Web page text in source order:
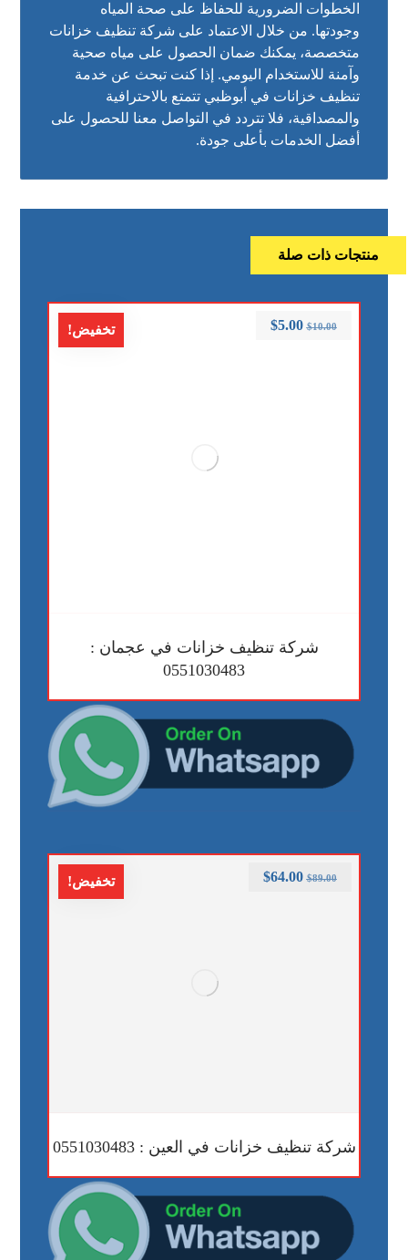
الخطوات الضرورية للحفاظ على صحة المياه
وجودتها. من خلال الاعتماد على شركة تنظيف خزانات
متخصصة، يمكنك ضمان الحصول على مياه صحية
وآمنة للاستخدام اليومي. إذا كنت تبحث عن خدمة
تنظيف خزانات في أبوظبي تتمتع بالاحترافية
والمصداقية، فلا تتردد في التواصل معنا للحصول على
أفضل الخدمات بأعلى جودة.
منتجات ذات صلة
تخفيض!
شركة تنظيف خزانات في عجمان :
0551030483
$10.00
$5.00
تخفيض!
شركة تنظيف خزانات في العين : 0551030483
$89.00
$64.00